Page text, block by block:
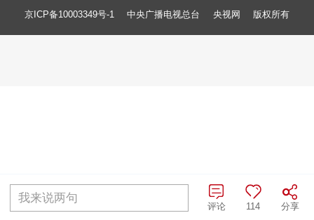
京ICP备10003349号-1 中央广播电视总台 央视网 版权所有
我来说两句
分享
114
评论